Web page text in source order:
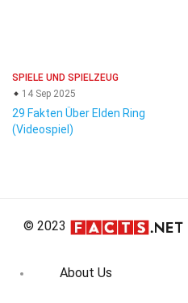
SPIELE UND SPIELZEUG
14 Sep 2025
29 Fakten Über Elden Ring
(Videospiel)
© 2023
About Us